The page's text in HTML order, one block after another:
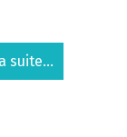
suite...